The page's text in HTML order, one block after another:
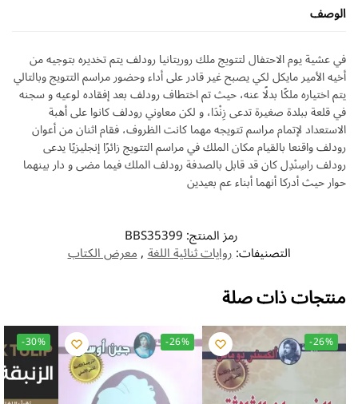
الوصف
في عشية يوم الاحتفال لتتويج ملك روريتانيا رودلف يتم تخديره بتوجيه من
أخيه الأمير مايكل لكي يصبح غير قادر على أداء وحضور مراسم التتويج وبالتالي
يتم اختياره ملكًا بدلًا عنه، حيث تم اختطاف رودلف بعد إفقاده لوعيه و سجنه
في قلعة ببلدة صغيرة تدعى زِنْدَا، و لكن معاوني رودلف كانوا على أهبة
الاستعداد لإتمام مراسم تتويجه مهما كانت الظروف، فقام اثنان من أعوان
رودلف واقنعا بالقيام مكان الملك في مراسم التتويج زائرًا إنجليزيًا يدعى
رودلف راسِنْدِل كان قد قابل بالصدفة رودلف الملك فيما مضى و دار بينهما
حوار حيث أدركا أنهما أبناء عم بعيدين
رمز المنتج:BBS35399
التصنيفات:روايات ثنائية اللغة,معرض الكتاب
منتجات ذات صلة
-26%
-26%
-30%